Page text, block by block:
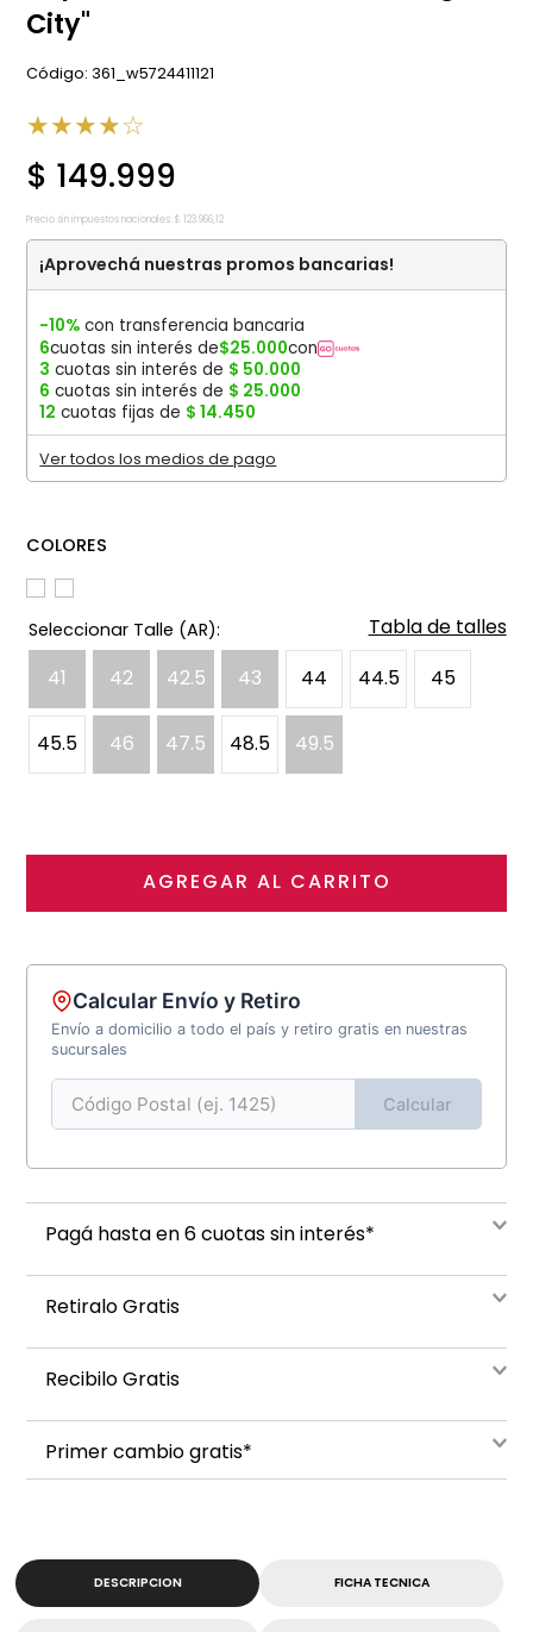
City"
: 361_w5724411121
★★★★☆
$ 149.999
Precio sin impuestos nacionales: $ 123.966,12
¡Aprovechá nuestras promos bancarias!
-10% con transferencia bancaria
6cuotas sin interés de$25.000con
3 cuotas sin interés de $ 50.000
6 cuotas sin interés de $ 25.000
12 cuotas fijas de $ 14.450
Ver todos los medios de pago
COLORES
41 42 42.5 43 44 44.5 45
45.5 46 47.5 48.5 49.5
Tabla de talles
AGREGAR AL CARRITO
Calcular Envío y Retiro
Envío a domicilio a todo el país y retiro gratis en nuestras
sucursales
Calcular
Pagá hasta en 6 cuotas sin interés*
Retiralo Gratis
Recibilo Gratis
Primer cambio gratis*
DESCRIPCION FICHA TECNICA